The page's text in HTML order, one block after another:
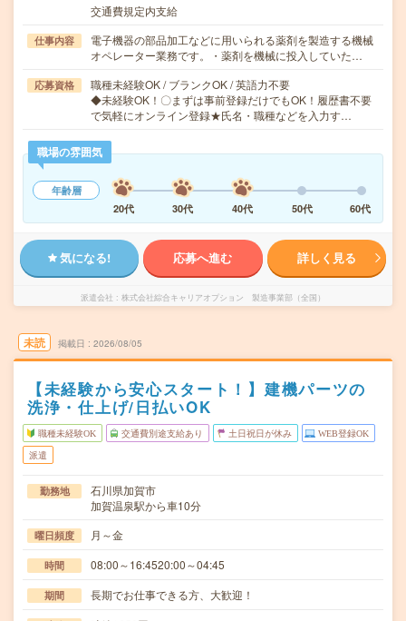
交通費規定内支給
仕事内容
電子機器の部品加工などに用いられる薬剤を製造する機械
オペレーター業務です。・薬剤を機械に投入していた…
応募資格
職種未経験OK / ブランクOK / 英語力不要
◆未経験OK！〇まずは事前登録だけでもOK！履歴書不要
で気軽にオンライン登録★氏名・職種などを入力す…
職場の雰囲気
年齢層
20代
30代 40代 50代 60代
気になる! 応募へ進む 詳しく見る
派遣会社 株式会社綜合キャリアオプション 製造事業部（全国）
未読 掲載日 2026/08/05
【未経験から安心スタート！】建機パーツの
洗浄・仕上げ/日払いOK
職種未経験OK 交通費別途支給あり 土日祝日が休み WEB登録OK
派遣
勤務地
石川県加賀市
加賀温泉駅から車10分
曜日頻度 月～金
時間 08:00～16:4520:00～04:45
期間 長期でお仕事できる方、大歓迎！